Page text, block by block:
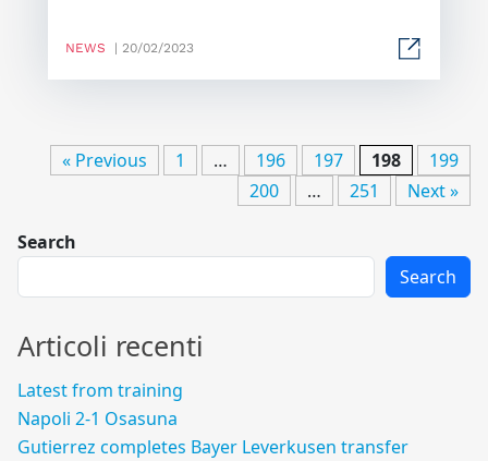
NEWS | 20/02/2023
« Previous 1 … 196 197 198
199
200
… 251 Next »
Search
Search
Articoli recenti
Latest from training
Napoli 2-1 Osasuna
Gutierrez completes Bayer Leverkusen transfer